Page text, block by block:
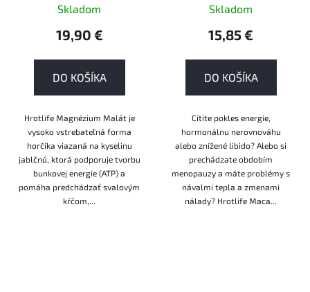
Skladom
19,90 €
DO KOŠÍKA
Hrotlife Magnézium Malát je
vysoko vstrebateľná forma
horčíka viazaná na kyselinu
jablčnú, ktorá podporuje tvorbu
bunkovej energie (ATP) a
pomáha predchádzať svalovým
kŕčom,...
Skladom
15,85 €
DO KOŠÍKA
Cítite pokles energie,
hormonálnu nerovnováhu
alebo znížené libido? Alebo si
prechádzate obdobím
menopauzy a máte problémy s
návalmi tepla a zmenami
nálady? Hrotlife Maca...